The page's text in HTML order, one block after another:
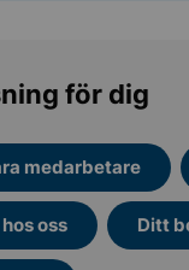
för dig
medarbetare
oss Ditt